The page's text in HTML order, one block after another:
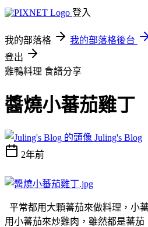
登入
我的部落格 我的部落格後台
登出
雞鴨料理 食譜分享
醬燒小蕃茄雞丁
Juling's Blog
2年前
平常都用大顆蕃茄來做料理，小
用小蕃茄來炒雞肉，雖然都是蕃